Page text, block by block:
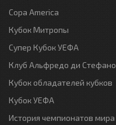
Copa America
Кубок Митропы
Супер Кубок УЕФА
Клуб Альфредо ди Стефано
Кубок обладателей кубков
Кубок УЕФА
История чемпионатов мира